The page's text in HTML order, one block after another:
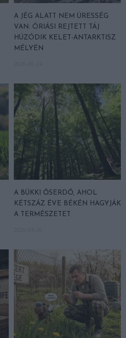
A JÉG ALATT NEM ÜRESSÉG
VAN: ÓRIÁSI REJTETT TÁJ
HÚZÓDIK KELET-ANTARKTISZ
MÉLYÉN
A BÜKKI ŐSERDŐ, AHOL
KÉTSZÁZ ÉVE BÉKÉN HAGYJÁK
A TERMÉSZETET